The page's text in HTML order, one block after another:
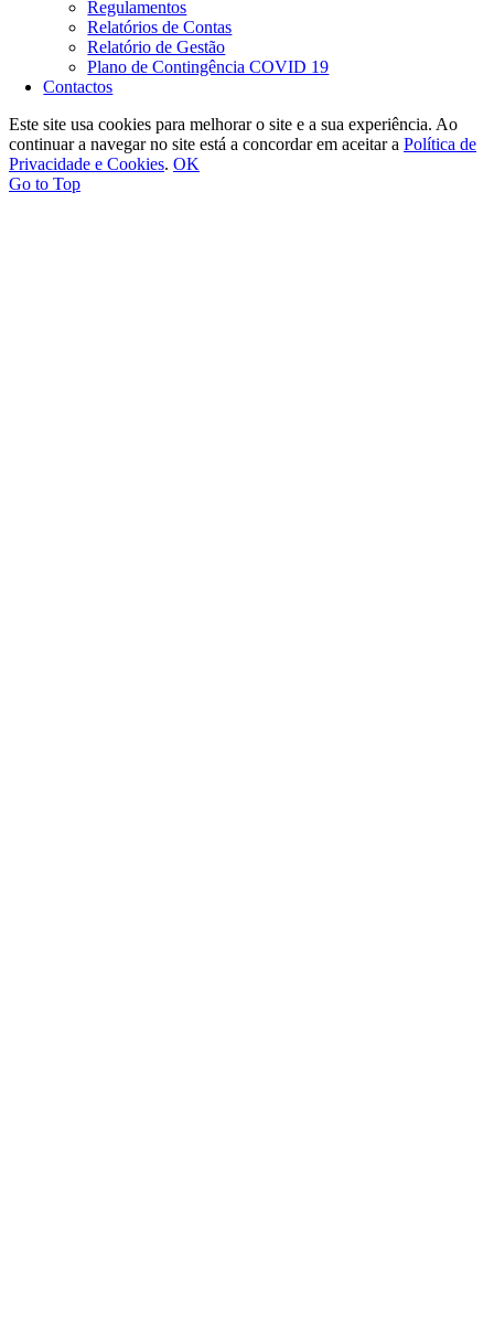
Regulamentos
Relatórios de Contas
Relatório de Gestão
Plano de Contingência COVID 19
Contactos
Este site usa cookies para melhorar o site e a sua experiência. Ao
continuar a navegar no site está a concordar em aceitar a Política de
Privacidade e Cookies. OK
Go to Top